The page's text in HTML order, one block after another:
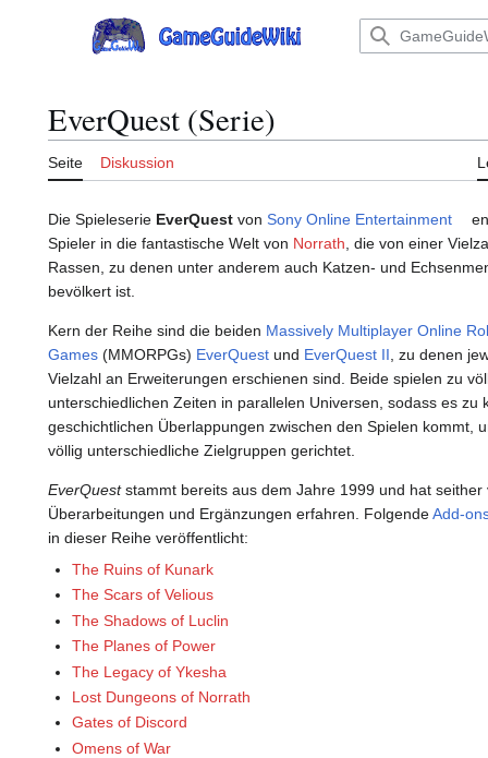
Hauptmenü
EverQuest (Serie)
Seite Diskussion
Die Spieleserie EverQuest von Sony Online Entertainment
Spieler in die fantastische Welt von Norrath , die von einer
Rassen, zu denen unter anderem auch Katzen- und
bevölkert ist.
Kern der Reihe sind die beiden Massively Multiplayer Online
Games (MMORPGs) EverQuest und EverQuest II , zu denen
Vielzahl an Erweiterungen erschienen sind. Beide spielen zu
unterschiedlichen Zeiten in parallelen Universen, sodass es zu
geschichtlichen Überlappungen zwischen den Spielen kommt,
völlig unterschiedliche Zielgruppen gerichtet.
EverQueststammt bereits aus dem Jahre 1999 und hat seither
Überarbeitungen und Ergänzungen erfahren. FolgendeAdd-
in dieser Reihe veröffentlicht:
The Ruins of Kunark
The Scars of Velious
The Shadows of Luclin
The Planes of Power
The Legacy of Ykesha
Lost Dungeons of Norrath
Gates of Discord
Omens of War